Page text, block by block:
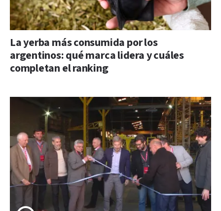
La yerba más consumida por los
argentinos: qué marca lidera y cuáles
completan el ranking